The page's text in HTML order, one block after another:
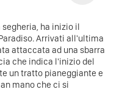
ha inizio il
Arrivati all'ultima
attaccata ad una sbarra
che indica l'inizio del
un tratto pianeggiante e
mano che ci si